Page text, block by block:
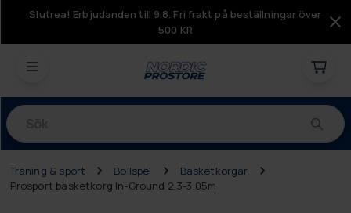
Slutrea! Erbjudanden till 9.8. Fri frakt på beställningar över
500 KR
Produkter
Träning & sport Bollspel
Basketkorgar
Prosport basketkorg In-Ground 2.3-3.05m